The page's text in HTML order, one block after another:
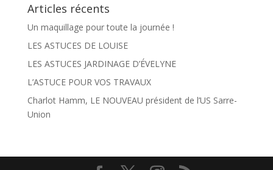
Articles récents
Un maquillage pour toute la journée !
LES ASTUCES DE LOUISE
LES ASTUCES JARDINAGE D’ÉVELYNE
L’ASTUCE POUR VOS TRAVAUX
Charlot Hamm, LE NOUVEAU président de l’US Sarre-
Union